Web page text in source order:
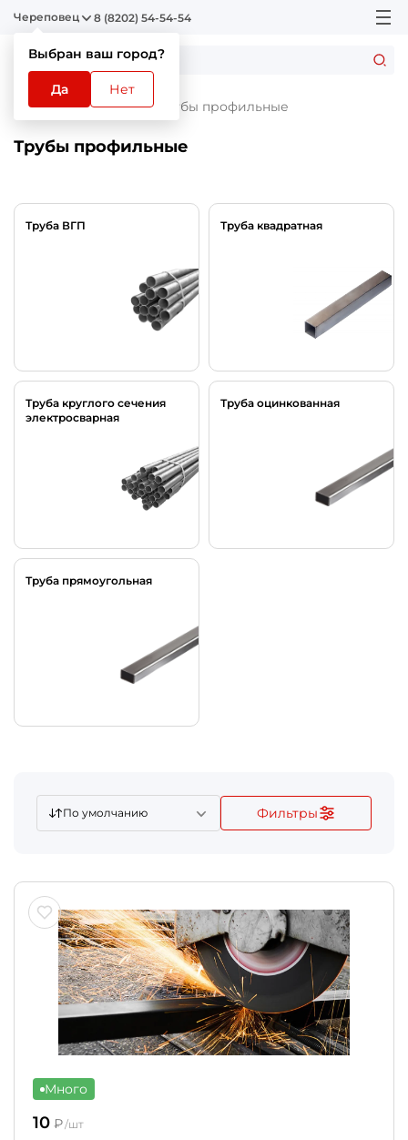
Череповец
Выбран ваш город?
Да Нет
8 (8202) 54-54-54
Главная Каталог Трубы профильные
Трубы профильные
Труба ВГП Труба квадратная
Труба круглого сечения
электросварная
Труба оцинкованная
Труба прямоугольная
По умолчанию Фильтры
Много
10 ₽/шт